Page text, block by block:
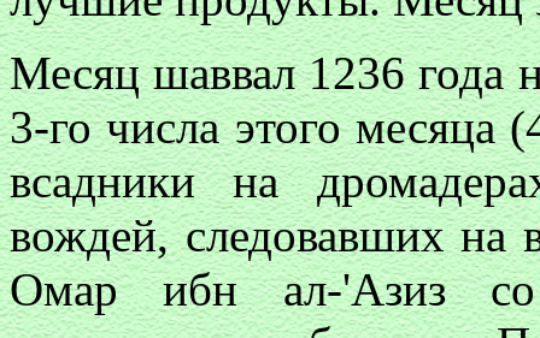
Месяц шаввал 1236 года
3-го числа этого
всадники на
вождей, следовавших
Омар ибн ал-'Азиз